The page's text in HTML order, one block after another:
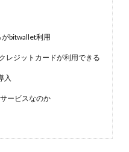
bitwallet利用
レジットカードが利用できる
入
ービスなのか